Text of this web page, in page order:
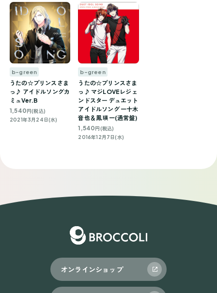
b-green
うたの☆プリンスさま
っ♪ アイドルソングカ
ミュVer.B
1,540 円(税込)
2021年3月24日(水)
b-green
うたの☆プリンスさま
っ♪ マジLOVEレジェ
ンドスター デュエット
アイドルソング 一十木
音也＆鳳 瑛一(通常盤)
1,540円(税込)
2016年12月7日(水)
オンラインショップ